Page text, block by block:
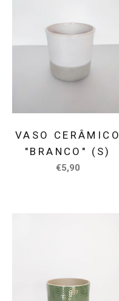
VASO CERÂMICO
"BRANCO" (S)
€5,90